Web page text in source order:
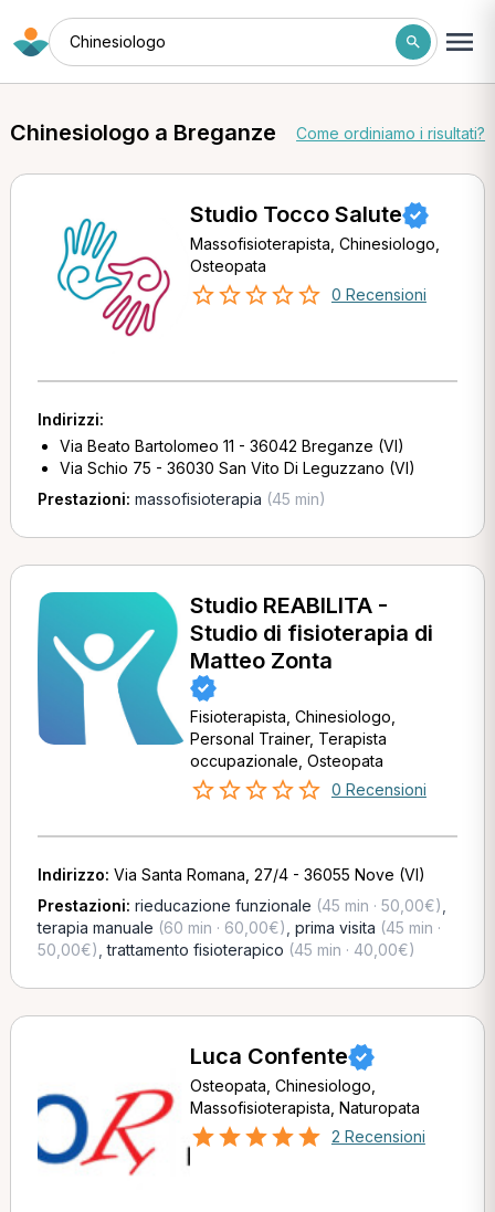
Chinesiologo
Chinesiologo a Breganze Come ordiniamo i risultati?
Studio Tocco Salute
Massofisioterapista, Chinesiologo,
Osteopata
0 Recensioni
Indirizzi:
Via Beato Bartolomeo 11 - 36042 Breganze (VI)
Via Schio 75 - 36030 San Vito Di Leguzzano (VI)
Prestazioni: massofisioterapia (45 min)
Studio REABILITA -
Studio di fisioterapia di
Matteo Zonta
Fisioterapista, Chinesiologo,
Personal Trainer, Terapista
occupazionale, Osteopata
0 Recensioni
Indirizzo: Via Santa Romana, 27/4 - 36055 Nove (VI)
Prestazioni: rieducazione funzionale (45 min · 50,00€)
terapia manuale (60 min · 60,00€) prima visita (45 min ·
50,00€) ,trattamento fisioterapico (45 min · 40,00€)
Luca Confente
Osteopata, Chinesiologo,
Massofisioterapista, Naturopata
2 Recensioni